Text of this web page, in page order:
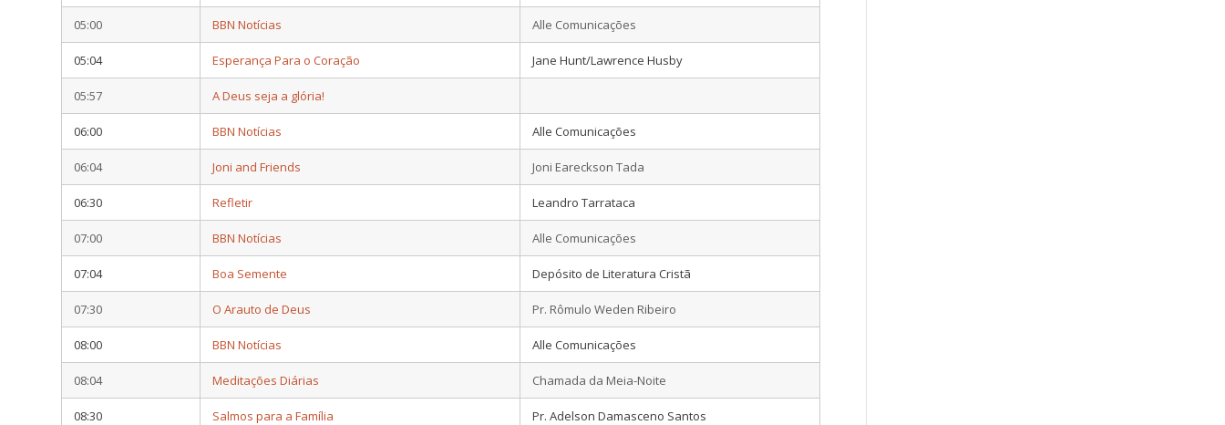
05:00 BBN Notícias Alle Comunicações
05:04 Esperança Para o Coração Jane Hunt/Lawrence Husby
05:57 A Deus seja a glória!
06:00 BBN Notícias Alle Comunicações
06:04 Joni and Friends Joni Eareckson Tada
06:30 Refletir Leandro Tarrataca
07:00 BBN Notícias Alle Comunicações
07:04 Boa Semente Depósito de Literatura Cristã
07:30 O Arauto de Deus Pr. Rômulo Weden Ribeiro
08:00 BBN Notícias Alle Comunicações
08:04 Meditações Diárias Chamada da Meia-Noite
08:30 Salmos para a Família Pr. Adelson Damasceno Santos